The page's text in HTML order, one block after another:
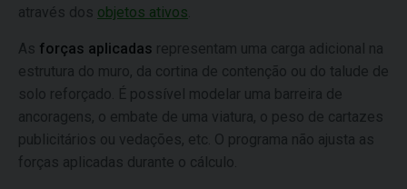
através dos objetos ativos
As forças aplicadas representam uma carga adicional na
estrutura do muro, da cortina de contenção ou do talude de
solo reforçado. É possível modelar uma barreira de
ancoragens, o embate de uma viatura, o peso de cartazes
publicitários ou vedações, etc. O programa não ajusta as
forças aplicadas durante o cálculo.